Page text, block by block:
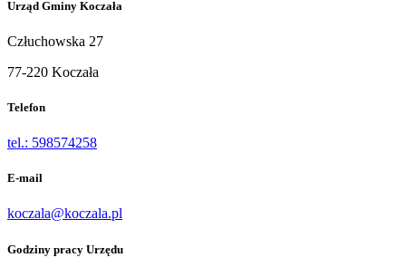
Urząd Gminy Koczała
Człuchowska 27
77-220 Koczała
Telefon
tel.: 598574258
E-mail
koczala@koczala.pl
Godziny pracy Urzędu